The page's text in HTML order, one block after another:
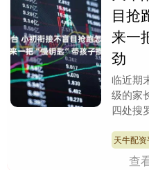
目抢
来一
劲
临近期
级的家
四处搜
小初衔
天牛配资
查